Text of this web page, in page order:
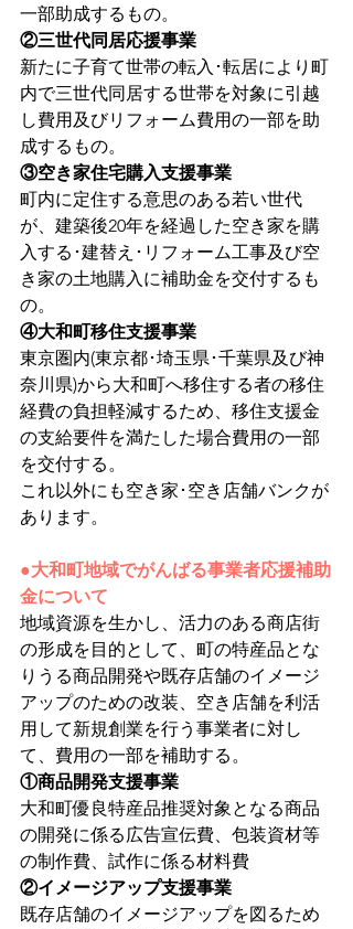
一部助成するもの。
②三世代同居応援事業
新たに子育て世帯の転入･転居により町
内で三世代同居する世帯を対象に引越
し費用及びリフォーム費用の一部を助
成するもの。
③空き家住宅購入支援事業
町内に定住する意思のある若い世代
が、建築後20年を経過した空き家を購
入する･建替え･リフォーム工事及び空
き家の土地購入に補助金を交付するも
の。
④大和町移住支援事業
東京圏内(東京都･埼玉県･千葉県及び神
奈川県)から大和町へ移住する者の移住
経費の負担軽減するため、移住支援金
の支給要件を満たした場合費用の一部
を交付する。
これ以外にも空き家･空き店舗バンクが
あります。
●大和町地域でがんばる事業者応援補助
金について
地域資源を生かし、活力のある商店街
の形成を目的として、町の特産品とな
りうる商品開発や既存店舗のイメージ
アップのための改装、空き店舗を利活
用して新規創業を行う事業者に対し
て、費用の一部を補助する。
①商品開発支援事業
大和町優良特産品推奨対象となる商品
の開発に係る広告宣伝費、包装資材等
の制作費、試作に係る材料費
②イメージアップ支援事業
既存店舗のイメージアップを図るため